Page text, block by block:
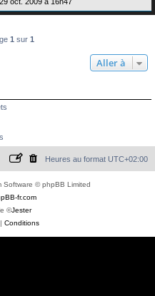
29 oct. 2009 à 16h47
1 sur 1
Aller à
Heures au format UTC+02:00
Software © phpBB Limited
fr.com
©Jester
| Conditions